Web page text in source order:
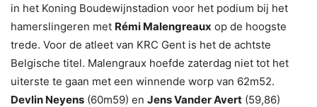
in het Koning Boudewijnstadion voor het podium bij het
hamerslingeren met Rémi Malengreaux op de hoogste
trede. Voor de atleet van KRC Gent is het de achtste
Belgische titel. Malengraux hoefde zaterdag niet tot het
uiterste te gaan met een winnende worp van 62m52.
Devlin Neyens (60m59) en Jens Vander Avert (59,86)